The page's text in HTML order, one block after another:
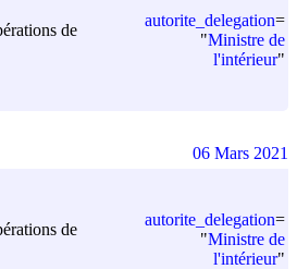
de
autorite_delegation=
"Ministre de
l'intérieur"
de
autorite_delegation=
"Ministre de
l'intérieur"
06 Mars 2021